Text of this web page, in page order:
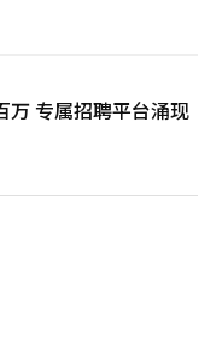
万 专属招聘平台涌现